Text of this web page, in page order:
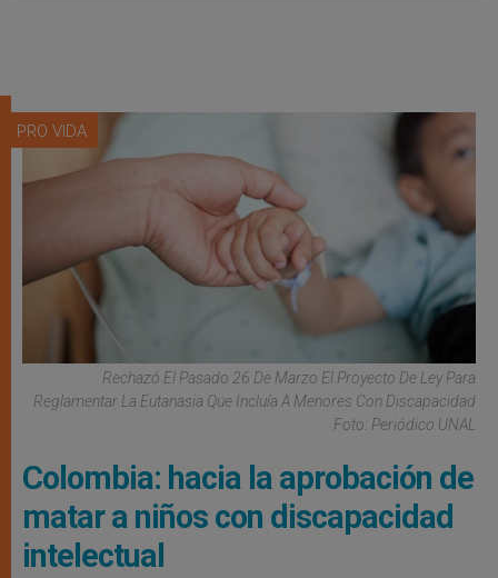
PRO VIDA
Rechazó El Pasado 26 De Marzo El Proyecto De Ley Para
Reglamentar La Eutanasia Que Incluía A Menores Con Discapacidad
Foto: Periódico UNAL
Colombia: hacia la aprobación de
matar a niños con discapacidad
intelectual